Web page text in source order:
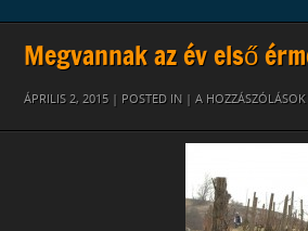
Megvannak az év első
ÁPRILIS 2, 2015 | POSTED IN | PISTA
BEJEGYZÉSHEZ
A